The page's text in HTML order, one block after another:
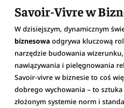
Savoir-Vivre w
W dzisiejszym, dynamicznym
biznesowa odgrywa kluczową
narzędzie budowania
nawiązywania i pielęgnowania
Savoir-vivre w biznesie to coś
dobrego wychowania – to
złożonym systemie norm i